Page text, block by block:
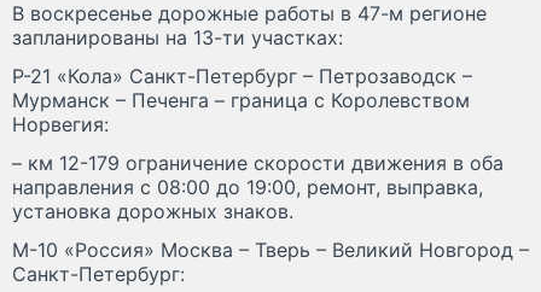
В воскресенье дорожные работы в 47-м регионе
запланированы на 13-ти участках:
Р-21 «Кола» Санкт-Петербург – Петрозаводск –
Мурманск – Печенга – граница с Королевством
Норвегия:
– км 12-179 ограничение скорости движения в оба
направления с 08:00 до 19:00, ремонт, выправка,
установка дорожных знаков.
М-10 «Россия» Москва – Тверь – Великий Новгород –
Санкт-Петербург: